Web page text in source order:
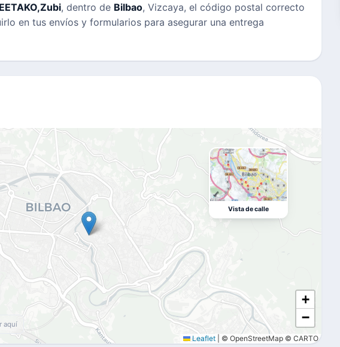
, dentro de Bilbao, Vizcaya, el código postal correcto
en tus envíos y formularios para asegurar una entrega
+
−
Leaflet © OpenStreetMap © CARTO
Vista de calle
aquí